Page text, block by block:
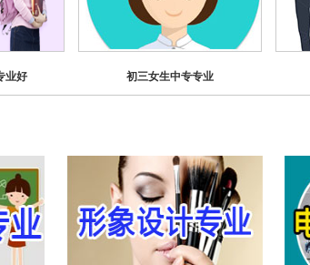
业好 初三女生中专专业